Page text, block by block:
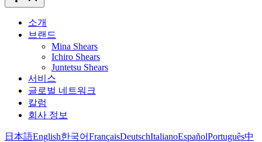
소개
브랜드
Mina Shears
Ichiro Shears
Juntetsu Shears
서비스
글로벌 네트워크
칼럼
회사 정보
日本語English한국어FrançaisDeutschItalianoEspañolPortuguês中